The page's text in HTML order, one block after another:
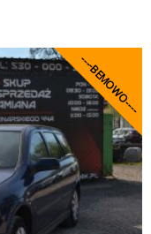
----BEMOWO----